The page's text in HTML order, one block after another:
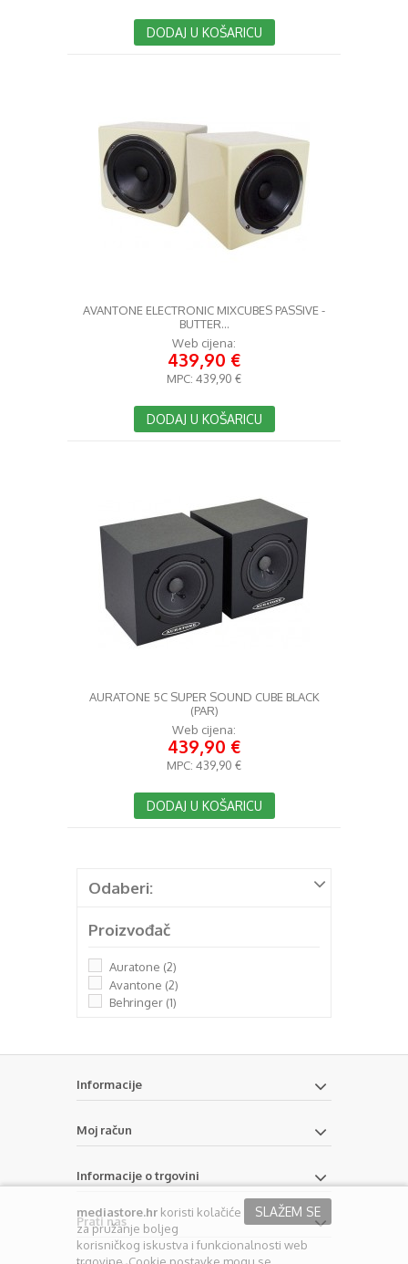
DODAJ U KOŠARICU
AVANTONE ELECTRONIC MIXCUBES PASSIVE -
BUTTER...
Web cijena:
439,90 €
MPC: 439,90 €
DODAJ U KOŠARICU
AURATONE 5C SUPER SOUND CUBE BLACK
(PAR)
Web cijena:
439,90 €
MPC: 439,90 €
DODAJ U KOŠARICU
Odaberi:
Proizvođač
Auratone (2)
Avantone (2)
Behringer (1)
Informacije
Moj račun
Informacije o trgovini
Prati nas
SLAŽEM SE
mediastore.hr koristi kolačiće
za pružanje boljeg
korisničkog iskustva i funkcionalnosti web